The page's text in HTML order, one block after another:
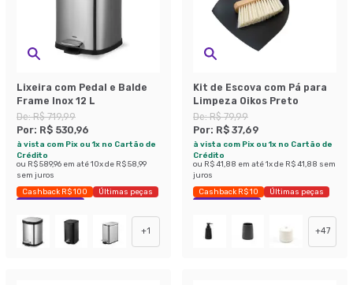
Lixeira com Pedal e Balde
Frame Inox 12 L
De:R$ 719,99
Por: R$ 530,96
à vista com Pix ou 1x no Cartão de
Crédito
ou R$ 589,96 em até10x de R$ 58,99
sem juros
Cashback R$ 100
Últimas peças
Economize 26%
+1
Kit de Escova com Pá para
Limpeza Oikos Preto
De:R$ 79,99
Por: R$ 37,69
à vista com Pix ou 1x no Cartão de
Crédito
ou R$ 41,88 em até1x de R$ 41,88 sem
juros
Cashback R$ 10
Últimas peças
Economize 52%
+47